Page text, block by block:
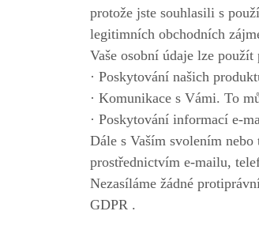
protože jste souhlasili s
legitimních obchodních
Vaše osobní údaje lze
· Poskytování našich
· Komunikace s Vámi. To
· Poskytování informací e-
Dále s Vaším svolením
prostřednictvím e-mailu,
Nezasíláme žádné
GDPR .